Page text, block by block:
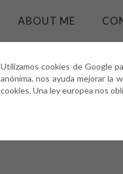
Utilizamos cookies de Google
anónima, nos ayuda mejorar la
cookies. Una ley europea nos
ABOUT ME